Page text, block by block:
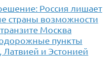
Россия лишает
страны возможности
Москва
пункты
и Эстонией